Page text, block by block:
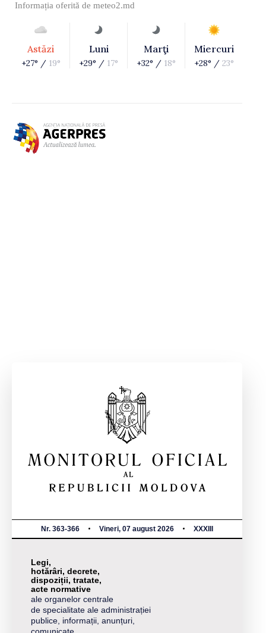
Informația oferită de meteo2.md
Astăzi
+27° / 19°
Luni
+29° / 17°
Marţi
+32° / 18°
Miercuri
+28° / 23°
Nr. 363-366 Vineri, 07 august 2026 XXXIII
Legi,
hotărâri, decrete,
dispoziții, tratate,
acte normative
ale organelor centrale
de specialitate ale administrației
publice, informații, anunțuri,
comunicate